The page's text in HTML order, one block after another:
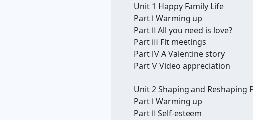
Unit 1 Happy Family Life
Part Ⅰ Warming up
Part Ⅱ All you need is love?
Part Ⅲ Fit meetings
Part Ⅳ A Valentine story
Part Ⅴ Video appreciation
Unit 2 Shaping and Reshaping
Part Ⅰ Warming up
Part Ⅱ Self-esteem